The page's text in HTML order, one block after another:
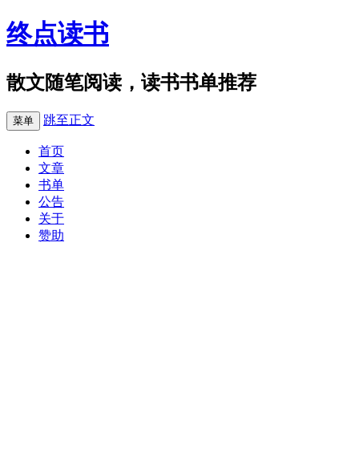
终点读书
散文随笔阅读，读书书单推荐
菜单 跳至正文
首页
文章
书单
公告
关于
赞助